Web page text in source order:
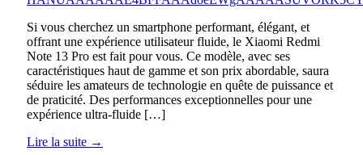
Si vous cherchez un smartphone performant, élégant, et
offrant une expérience utilisateur fluide, le Xiaomi Redmi
Note 13 Pro est fait pour vous. Ce modèle, avec ses
caractéristiques haut de gamme et son prix abordable, saura
séduire les amateurs de technologie en quête de puissance et
de praticité. Des performances exceptionnelles pour une
expérience ultra-fluide […]
Lire la suite →